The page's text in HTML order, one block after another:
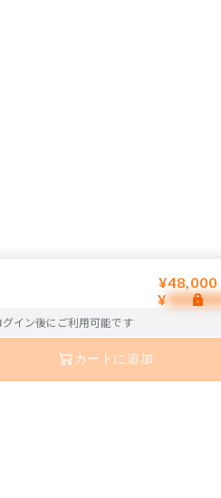
¥48,000
¥
イン後にご利用可能です
カートに追加